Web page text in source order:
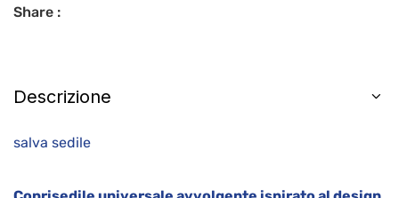
Share :
Descrizione
salva sedile